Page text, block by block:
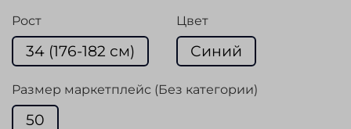
Рост
34 (176-182 см)
Цвет
Синий
Размер маркетплейс (Без категории)
50